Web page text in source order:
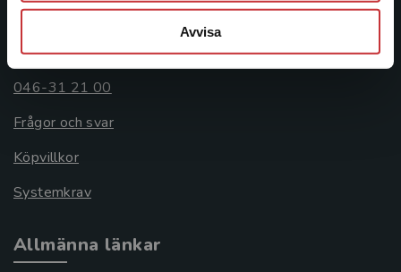
Avvisa
Kundservice
Kontakta kundservice
046-31 21 00
Frågor och svar
Köpvillkor
Systemkrav
Allmänna länkar